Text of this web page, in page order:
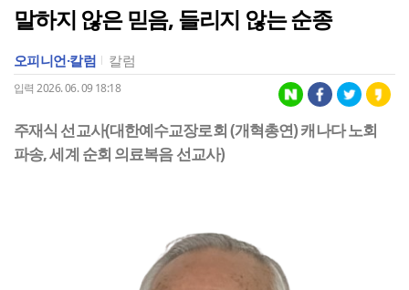
말하지 않은 믿음, 들리지 않는 순종
오피니언·칼럼 칼럼
입력 2026. 06. 09 18:18
주재식 선교사(대한예수교장로회 (개혁총연) 캐나다 노회
파송, 세계 순회 의료복음 선교사)